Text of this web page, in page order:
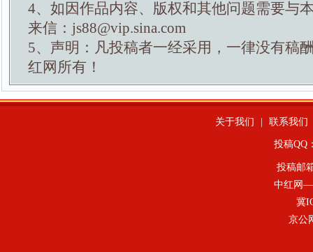
4、如因作品内容、版权和其他问题需要与
来信：js88@vip.sina.com
5、声明：凡投稿者一经采用，一律没有稿
红网所有！
关于我们 联系我们
投稿QQ
投稿邮
中红网—
冀
京公